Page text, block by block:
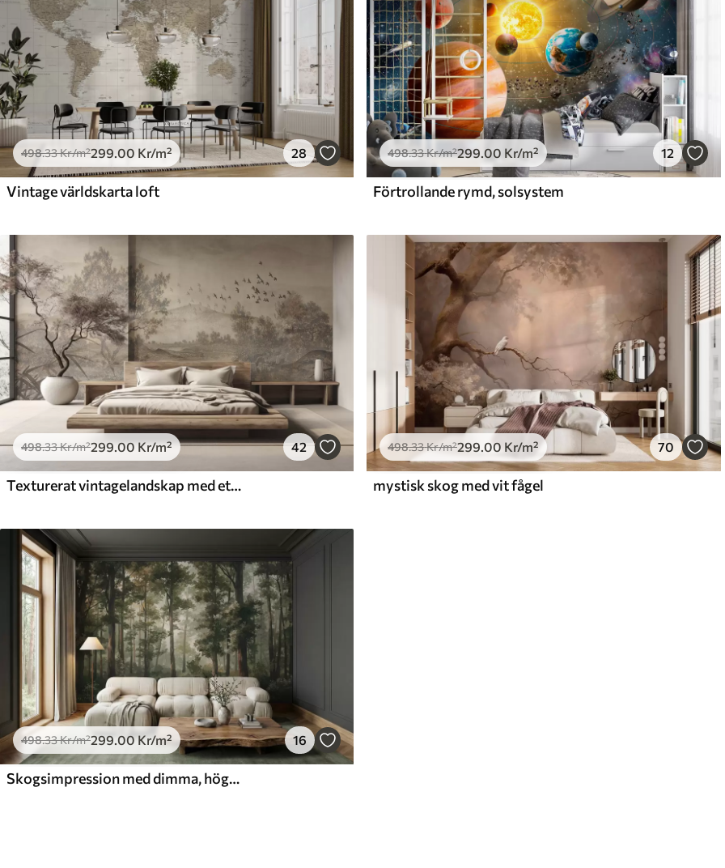
498.33Kr/m²299.00 Kr/m² 28
Vintage världskarta loft
498.33Kr/m²299.00 Kr/m² 12
Förtrollande rymd, solsystem
498.33Kr/m²299.00Kr/m² 42
Texturerat vintagelandskap med ett träd nära en flod och en molnig himmel, naturkonst i sepiatoner
498.33Kr/m²299 .00 Kr/m² 70
mystisk skog med vit fågel
498.33Kr/m²299.00Kr/m² 16
Skogsimpression med dimma, höga träd och en stig